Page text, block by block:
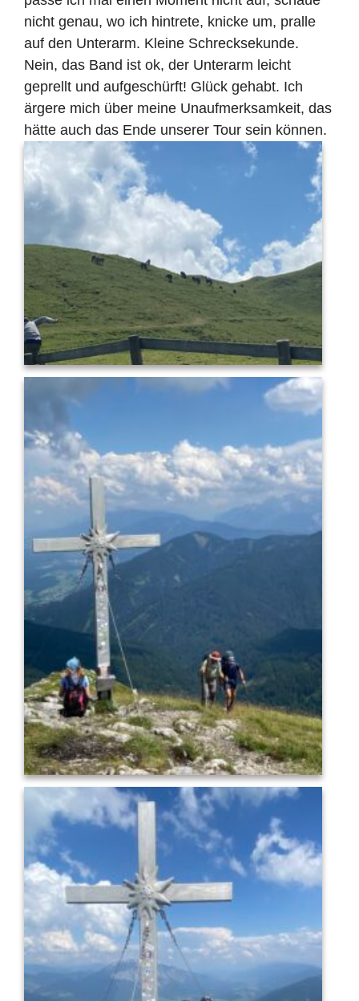
nicht genau, wo ich hintrete, knicke um, pralle
auf den Unterarm. Kleine Schrecksekunde.
Nein, das Band ist ok, der Unterarm leicht
geprellt und aufgeschürft! Glück gehabt. Ich
ärgere mich über meine Unaufmerksamkeit, das
hätte auch das Ende unserer Tour sein können.